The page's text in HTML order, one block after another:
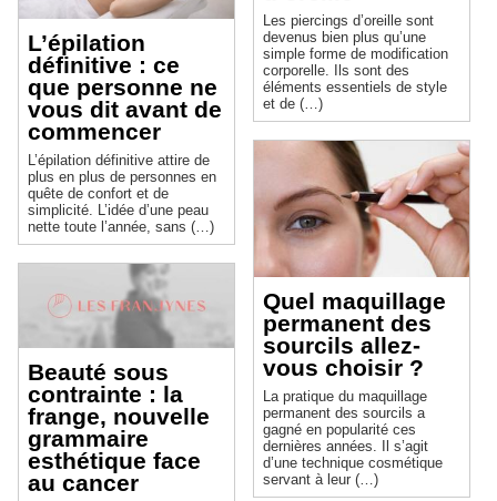
L’épilation
définitive : ce
que personne ne
vous dit avant de
commencer
L’épilation définitive attire de
plus en plus de personnes en
quête de confort et de
simplicité. L’idée d’une peau
nette toute l’année, sans (…)
Beauté sous
contrainte : la
frange, nouvelle
grammaire
esthétique face
au cancer
Les piercings d’oreille sont
devenus bien plus qu’une
simple forme de modification
corporelle. Ils sont des
éléments essentiels de style
et de (…)
Quel maquillage
permanent des
sourcils allez-
vous choisir ?
La pratique du maquillage
permanent des sourcils a
gagné en popularité ces
dernières années. Il s’agit
d’une technique cosmétique
servant à leur (…)